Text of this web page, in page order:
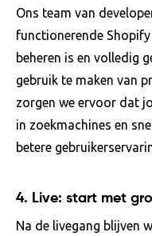
Ons team van
functionerende
beheren is en volledig
gebruik te maken van
zorgen we ervoor dat
in zoekmachines en
betere
4. Live: start met
Na de livegang blijven